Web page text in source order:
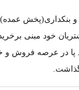
را در زمینه تولید و
خود مبنی
خود پا در عرصه